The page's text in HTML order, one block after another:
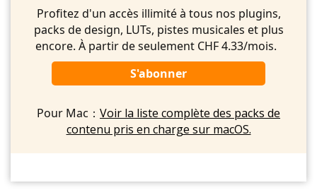
Profitez d'un accès illimité à tous nos plugins,
packs de design, LUTs, pistes musicales et plus
encore. À partir de seulement CHF 4.33/mois.
S'abonner
Pour Mac： Voir la liste complète des packs de
contenu pris en charge sur macOS.